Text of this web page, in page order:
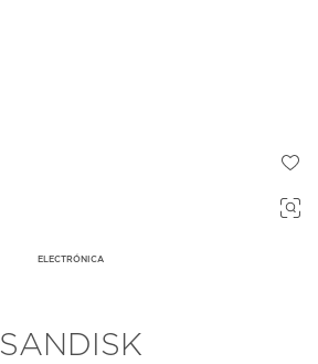
ELECTRÓNICA
SANDISK